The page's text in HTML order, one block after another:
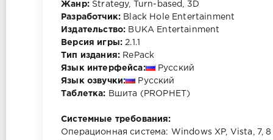
Жанр:Strategy, Turn-based, 3D
Разработчик: Black Hole Entertainment
Издательство: BUKA Entertainment
Версия игры: 2.1.1
Тип издания: RePack
Язык интерфейса:
Русский
Язык озвучки:
Русский
Таблетка: Вшита (PROPHET)
Системные требования:
Операционная система: Windows XP, Vista, 7, 8